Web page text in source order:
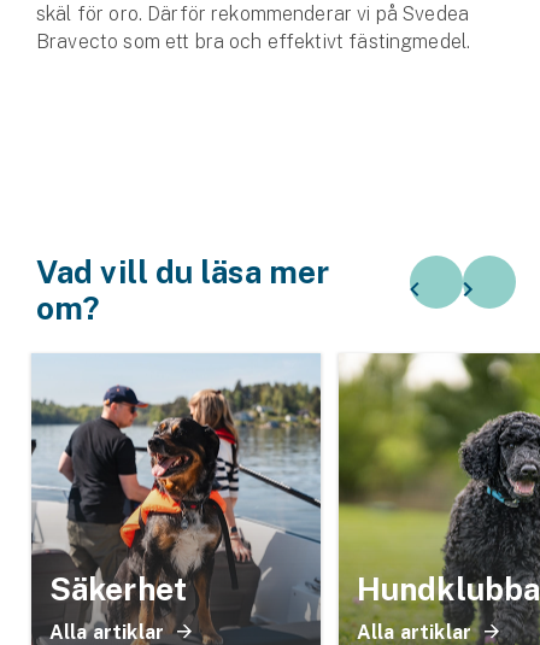
skäl för oro. Därför rekommenderar vi på Svedea
Bravecto som ett bra och effektivt fästingmedel.
Vad vill du läsa mer
om?
Säkerhet
Alla artiklar Alla artiklar